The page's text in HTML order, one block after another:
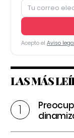
Acepto el Aviso
LAS MÁS